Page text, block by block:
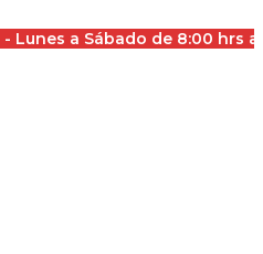
a Sábado de 8:00 hrs a